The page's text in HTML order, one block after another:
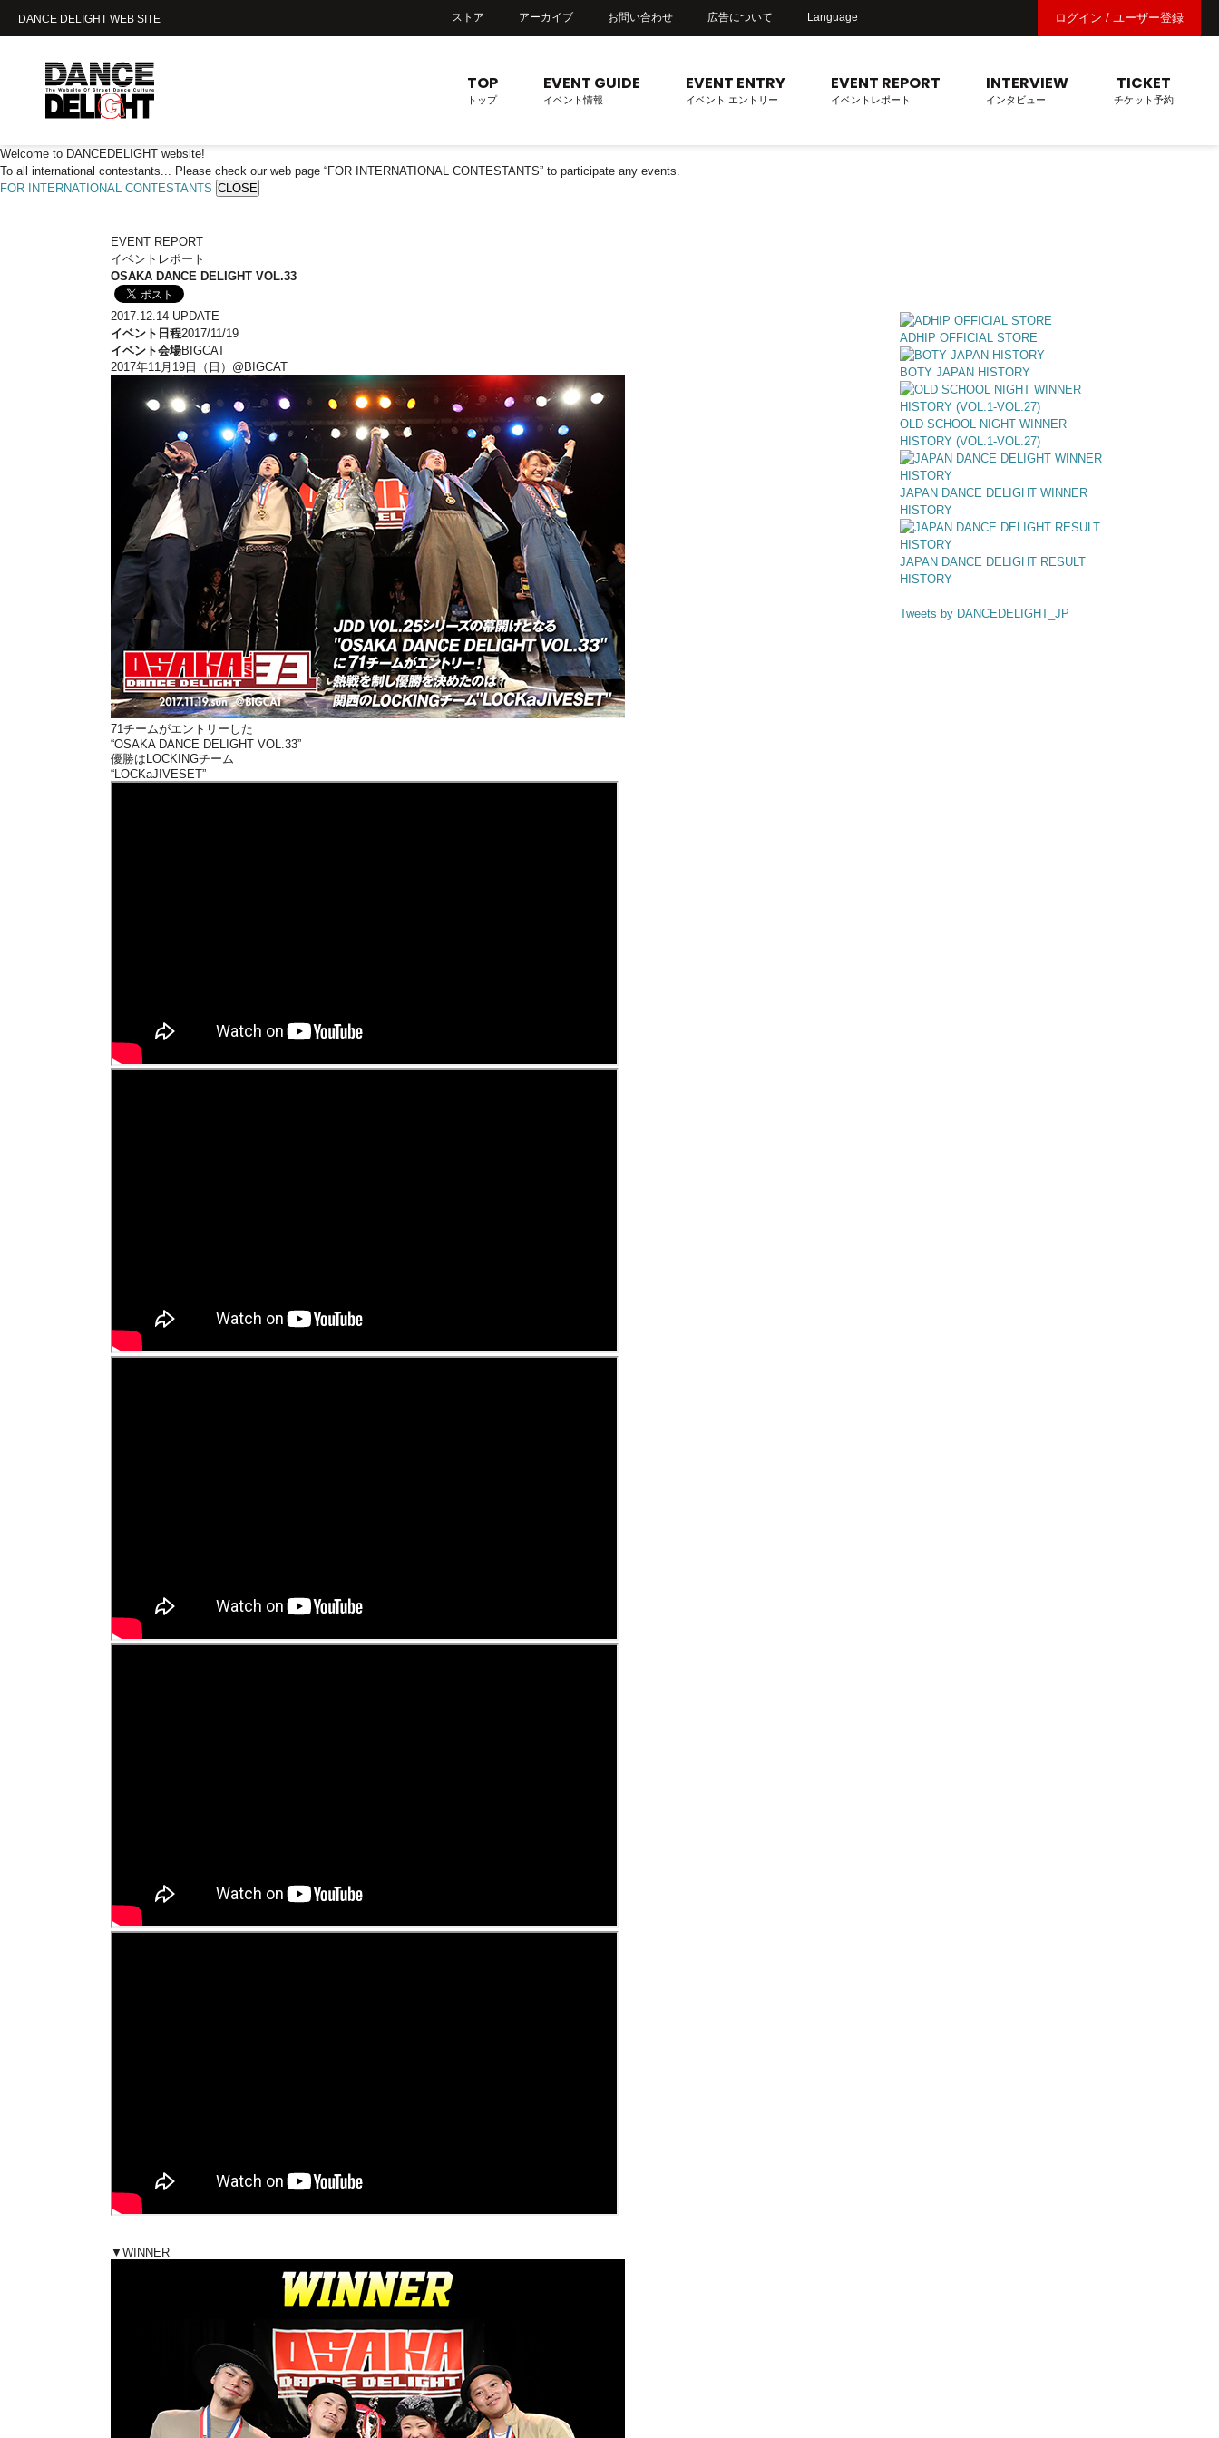
DANCE DELIGHT WEB SITE
TOP
トップ
EVENT GUIDE
イベント情報
EVENT ENTRY
イベント エントリー
EVENT REPORT
イベントレポート
INTERVIEW
インタビュー
TICKET
チケット予約
ストア アーカイブ お問い合わせ 広告について Language ログイン / ユーザー登録
Welcome to DANCEDELIGHT website!
To all international contestants... Please check our web page “FOR INTERNATIONAL CONTESTANTS” to participate any events.
FOR INTERNATIONAL CONTESTANTS CLOSE
EVENT REPORT
イベントレポート
OSAKA DANCE DELIGHT VOL.33
2017.12.14 UPDATE
イベント日程2017/11/19
イベント会場BIGCAT
2017年11月19日（日）@BIGCAT
71チームがエントリーした
“OSAKA DANCE DELIGHT VOL.33”
優勝はLOCKINGチーム
“LOCKaJIVESET”
▼WINNER
ADHIP OFFICIAL STORE
BOTY JAPAN HISTORY
OLD SCHOOL NIGHT WINNER
HISTORY (VOL.1-VOL.27)
JAPAN DANCE DELIGHT WINNER
HISTORY
JAPAN DANCE DELIGHT RESULT
HISTORY
Tweets by DANCEDELIGHT_JP